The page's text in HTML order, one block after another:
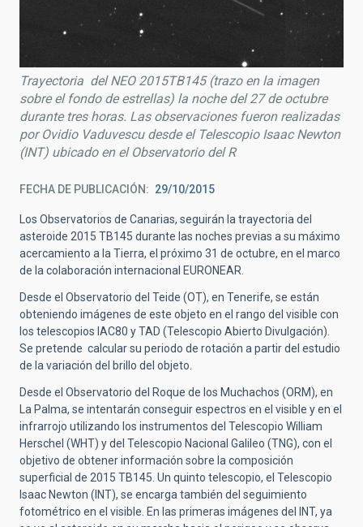
Trayectoria del NEO 2015TB145 (trazo en la imagen
sobre el fondo de estrellas) la noche del 27 de octubre
durante tres horas. Las observaciones fueron realizadas
por Ovidio Vaduvescu desde el Telescopio Isaac Newton
(INT) ubicado en el Observatorio del R
FECHA DE PUBLICACIÓN 29/10/2015
Los Observatorios de Canarias, seguirán la trayectoria del
asteroide 2015 TB145 durante las noches previas a su máximo
acercamiento a la Tierra, el próximo 31 de octubre, en el marco
de la colaboración internacional EURONEAR.
Desde el Observatorio del Teide (OT), en Tenerife, se están
obteniendo imágenes de este objeto en el rango del visible con
los telescopios IAC80 y TAD (Telescopio Abierto Divulgación).
Se pretende calcular su periodo de rotación a partir del estudio
de la variación del brillo del objeto.
Desde el Observatorio del Roque de los Muchachos (ORM), en
La Palma, se intentarán conseguir espectros en el visible y en el
infrarrojo utilizando los instrumentos del Telescopio William
Herschel (WHT) y del Telescopio Nacional Galileo (TNG), con el
objetivo de obtener información sobre la composición
superficial de 2015 TB145. Un quinto telescopio, el Telescopio
Isaac Newton (INT), se encarga también del seguimiento
fotométrico en el visible. En las primeras imágenes del INT, ya